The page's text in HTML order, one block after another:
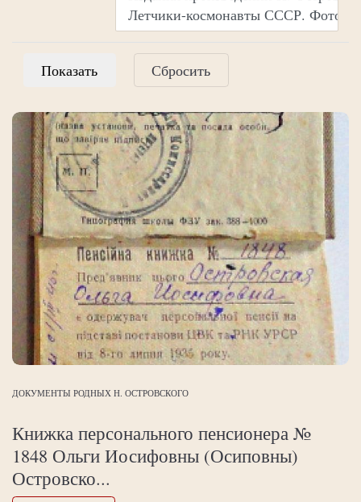
Сбросить
ДОКУМЕНТЫ РОДНЫХ Н. ОСТРОВСКОГО
Книжка персонального пенсионера №
1848 Ольги Иосифовны (Осиповны)
Островско...